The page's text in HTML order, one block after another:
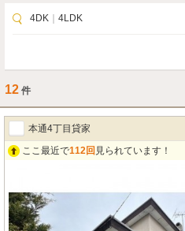
4DK 4LDK
12 件
本通4丁目貸家
ここ最近で112回 見られています！